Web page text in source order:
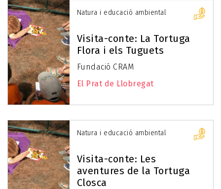
Natura i educació ambiental
Visita-conte: La Tortuga
Flora i els Tuguets
Fundació CRAM
El Prat de Llobregat
Natura i educació ambiental
Visita-conte: Les
aventures de la Tortuga
Closca